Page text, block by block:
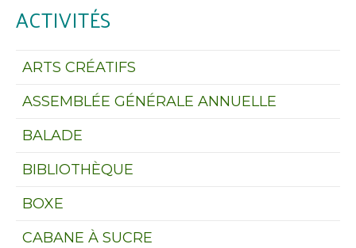
ACTIVITÉS
ARTS CRÉATIFS
ASSEMBLÉE GÉNÉRALE ANNUELLE
BALADE
BIBLIOTHÈQUE
BOXE
CABANE À SUCRE